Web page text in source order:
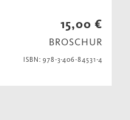
15,00 €
BROSCHUR
ISBN: 978-3-406-84531-4